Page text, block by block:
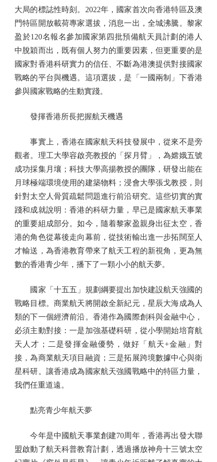
大局的標誌性時刻。2022年，國家首次向香港特區及澳
門特區開放載荷專家選拔，消息一出，全城沸騰。黎家
盈於120名報名參加國家第四批預備航天員計劃的港人
中脫穎而出，既有個人努力的重要因素，但更重要的是
國家對香港科研實力的信任、不斷為港澳提供對接國家
戰略的平台與機遇。這項選拔，是「一國兩制」下香港
參與國家戰略的生動實踐。
發揮香港所長把握航天機遇
事實上，香港在國家航天科技發展中，從來不是旁
觀者。理工大學容啟亮教授的「探月臂」，為嫦娥五號
成功採集月壤；科技大學高揚教授的團隊，研發出能在
月球極端環境使用的建築物料；浸會大學張戈教授，則
針對太空人骨質疏鬆問題進行前沿研究。這些切實的實
踐和成就說明：香港的科研力量，早已是國家航天事業
的重要組成部分。如今，隨着黎家盈親身出征太空，香
港的角色從幕後走向幕前，從技術輸出進一步拓闊至人
才輸送，為香港教育帶來了航天工程的新視角，更為無
數的香港青少年，播下了一顆小小的航天夢。
國家「十五五」規劃綱要提出加快建設航天強國的
戰略目標。商業航天將開啟全新紀元，星辰大海成為人
類的下一個經濟前沿。香港作為國際創科與金融中心，
必須主動對接：一是加強基礎科研，從小學開始培育航
天人才；二是發揮金融優勢，做好「航天+金融」對
接，為商業航天項目融資；三是拓展跨境數據中心與衛
星科研。讓香港成為國家航天強國戰略中的特區力量，
我們任重道遠。
點亮青少年航天夢
今年是中國航天事業創建70周年，香港再出發大聯
盟啟動了航天科普教育計劃，透過播放神舟十三號太空